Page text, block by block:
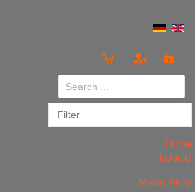
Home
MAICO
Maico-Shop
Register